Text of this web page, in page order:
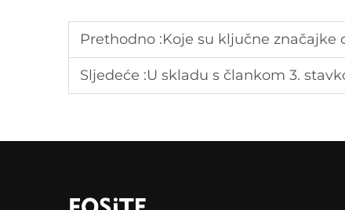
Prethodno :Koje su ključne značajke
Sljedeće :U skladu s člankom 3.